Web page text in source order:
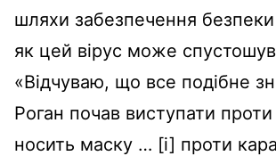
шляхи забезпечення безпеки
як цей вірус може
«Відчуваю, що все подібне
Роган почав виступати
носить маску … [і] проти